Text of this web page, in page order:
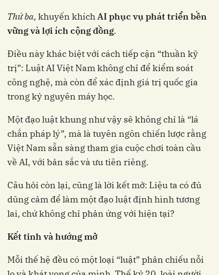
Thứ ba, khuyến khíchAI phục vụ phát triển bền
vững và lợi ích cộng đồng.
Điều này khác biệt với cách tiếp cận “thuần kỹ
trị”: Luật AI Việt Nam không chỉ để kiểm soát
công nghệ, mà còn để xác định giá trị quốc gia
trong kỷ nguyên máy học.
Một đạo luật khung như vậy sẽ không chỉ là “lá
chắn pháp lý”, mà là tuyên ngôn chiến lược rằng
Việt Nam sẵn sàng tham gia cuộc chơi toàn cầu
về AI, với bản sắc và ưu tiên riêng.
Câu hỏi còn lại, cũng là lời kết mở: Liệu ta có đủ
dũng cảm để làm một đạo luật định hình tương
lai, chứ không chỉ phản ứng với hiện tại?
Kết tinh và hướng mở
Mỗi thế hệ đều có một loại “luật” phản chiếu nỗi